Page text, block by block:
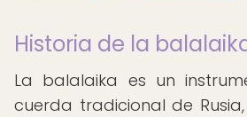
Historia de la
La balalaika es un
cuerda tradicional de